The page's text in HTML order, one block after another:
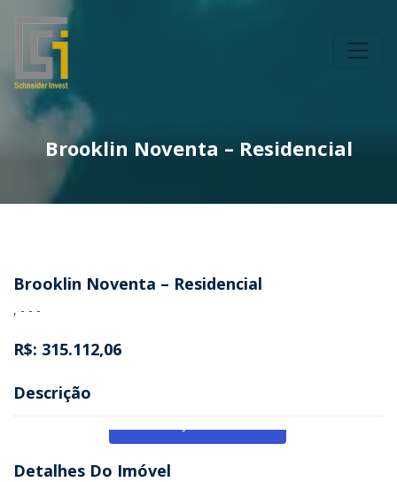
Brooklin Noventa – Residencial
Brooklin Noventa – Residencial
, - - -
R$: 315.112,06
Descrição
Detalhes Do Imóvel